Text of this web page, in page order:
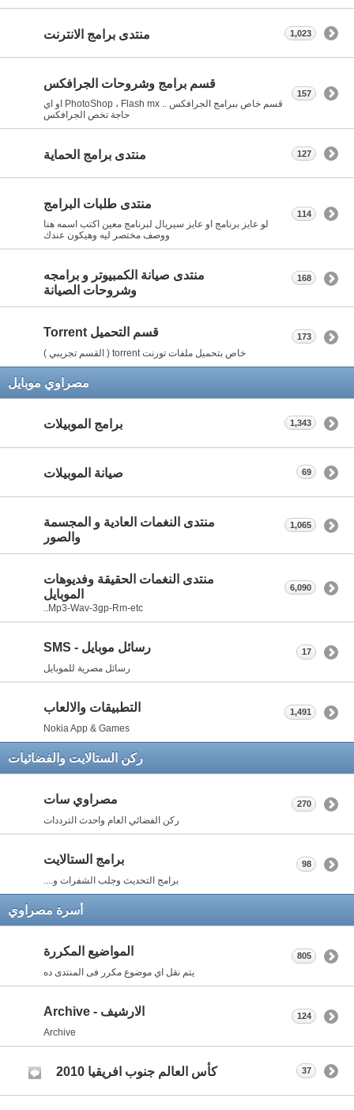
منتدى برامج الانترنت 1,023
قسم برامج وشروحات الجرافكس
قسم خاص ببرامج الجرافكس .. PhotoShop ، Flash mx او اي
حاجة تخص الجرافكس
157
منتدى برامج الحماية 127
منتدى طلبات البرامج
لو عايز برنامج او عايز سيريال لبرنامج معين اكتب اسمه هنا
ووصف مختصر ليه وهيكون عندك
114
منتدى صيانة الكمبيوتر و برامجه
وشروحات الصيانة
168
قسم التحميل Torrent
خاص بتحميل ملفات تورنت torrent ( القسم تجريبي )
173
مصراوي موبايل
برامج الموبيلات 1,343
صيانة الموبيلات 69
منتدى النغمات العادية و المجسمة
والصور
1,065
منتدى النغمات الحقيقة وفديوهات
الموبايل
Mp3-Wav-3gp-Rm-etc..
6,090
رسائل موبايل - SMS
رسائل مصرية للموبايل
17
التطبيقات والالعاب
Nokia App & Games
1,491
ركن الستالايت والفضائيات
مصراوي سات
ركن الفضائي العام واحدث الترددات
270
برامج الستالايت
برامج التحديث وجلب الشفرات و....
98
أسرة مصراوي
المواضيع المكررة
يتم نقل اي موضوع مكرر فى المنتدى ده
805
الارشيف - Archive
Archive
124
كأس العالم جنوب افريقيا 2010 37